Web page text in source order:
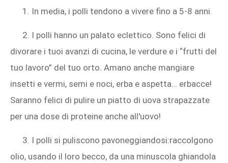
1. In media, i polli tendono a vivere fino a 5-8 anni.
2. I polli hanno un palato eclettico. Sono felici di
divorare i tuoi avanzi di cucina, le verdure e i “frutti del
tuo lavoro” del tuo orto. Amano anche mangiare
insetti e vermi, semi e noci, erba e aspetta… erbacce!
Saranno felici di pulire un piatto di uova strapazzate
per una dose di proteine ​​​​anche all'uovo!
3. I polli si puliscono pavoneggiandosi:raccolgono
olio, usando il loro becco, da una minuscola ghiandola